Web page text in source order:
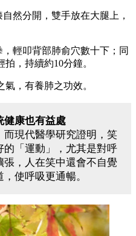
然分開，雙手放在大腿上，
輕叩背部肺俞穴數十下；同
，持續約10分鐘。
，有養肺之功效。
健康也有益處
而現代醫學研究證明，笑
「運動」，尤其是對呼
，人在笑中還會不自覺
使呼吸更通暢。